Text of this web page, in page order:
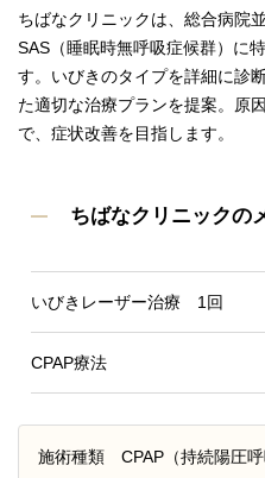
ちばなクリニックは、総合病院
SAS（睡眠時無呼吸症候群）に
す。いびきのタイプを詳細に診
た適切な治療プランを提案。原
で、症状改善を目指します。
ちばなクリニックの
いびきレーザー治療 1回
CPAP療法
施術種類 CPAP（持続陽圧呼